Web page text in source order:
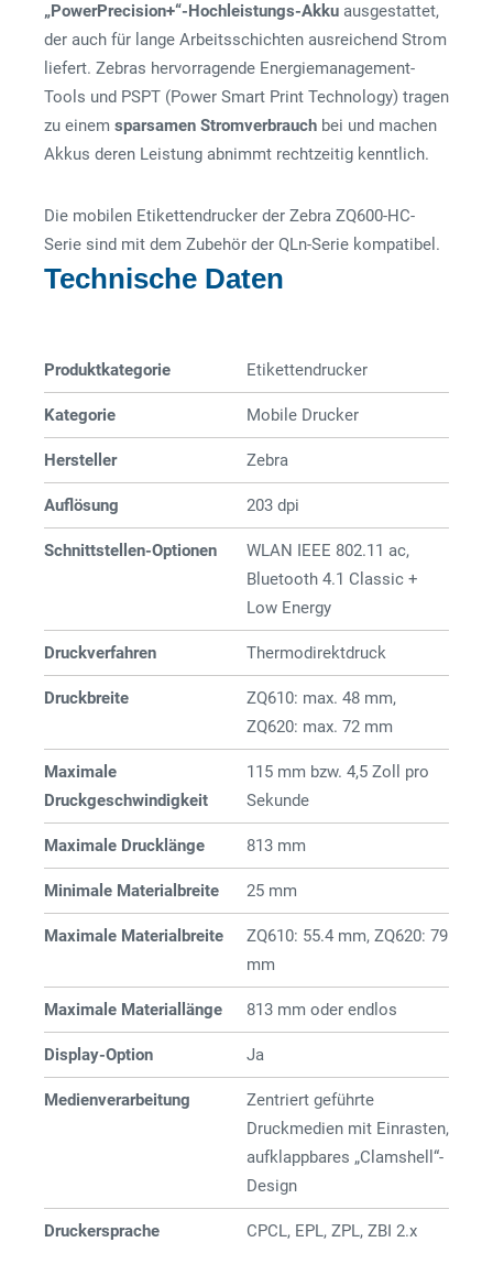
„PowerPrecision+“-Hochleistungs-Akku ausgestattet,
der auch für lange Arbeitsschichten ausreichend Strom
liefert. Zebras hervorragende Energiemanagement-
Tools und PSPT (Power Smart Print Technology) tragen
zu einem sparsamen Stromverbrauch bei und machen
Akkus deren Leistung abnimmt rechtzeitig kenntlich.
Die mobilen Etikettendrucker der Zebra ZQ600-HC-
Serie sind mit dem Zubehör der QLn-Serie kompatibel.
Technische Daten
Produktkategorie Etiketten­­drucker
Kategorie Mobile Drucker
Hersteller Zebra
Auflösung 203 dpi
Schnittstellen-Optionen
WLAN IEEE 802.11 ac,
Bluetooth 4.1 Classic +
Low Energy
Druckverfahren Thermodirektdruck
Druckbreite
ZQ610: max. 48 mm,
ZQ620: max. 72 mm
Maximale
Druckgeschwindigkeit
115 mm bzw. 4,5 Zoll pro
Sekunde
Maximale Drucklänge 813 mm
Minimale Materialbreite 25 mm
Maximale Materialbreite
ZQ610: 55.4 mm, ZQ620: 79
mm
Maximale Materiallänge 813 mm oder endlos
Display-Option Ja
Medienverarbeitung
Zentriert geführte
Druckmedien mit Einrasten,
aufklappbares „Clamshell“-
Design
Druckersprache CPCL, EPL, ZPL, ZBI 2.x